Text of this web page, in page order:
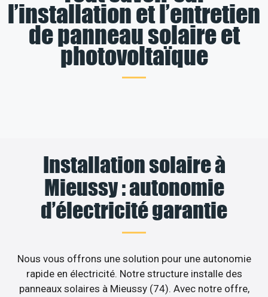
l’installation et l’entretien
de panneau solaire et
photovoltaïque
Installation solaire à
Mieussy : autonomie
d’électricité garantie
Nous vous offrons une solution pour une autonomie
rapide en électricité. Notre structure installe des
panneaux solaires à Mieussy (74). Avec notre offre,